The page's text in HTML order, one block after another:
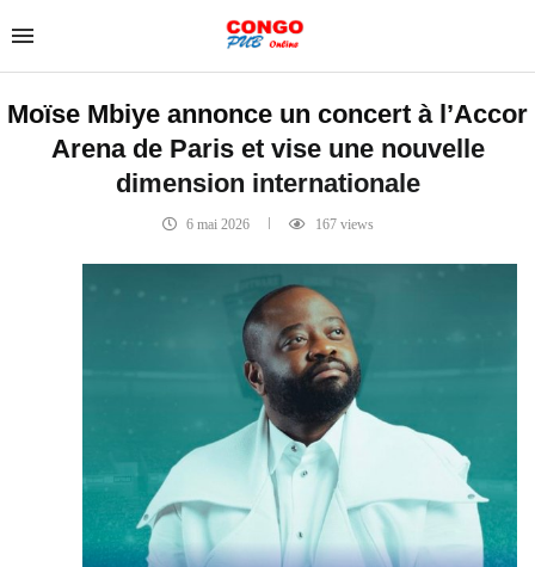
Moïse Mbiye annonce un concert à l’Accor
Arena de Paris et vise une nouvelle
dimension internationale
6 mai 2026 167views